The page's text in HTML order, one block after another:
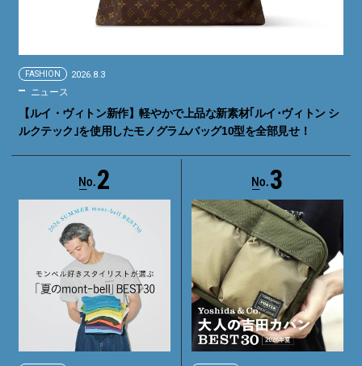
FASHION 2026.8.3
ニュース
【ルイ・ヴィトン新作】軽やかで上品な新素材｢ルイ･ヴィトン シ
ルクテック｣を使用したモノグラムバッグ10型を全部見せ！
2 3